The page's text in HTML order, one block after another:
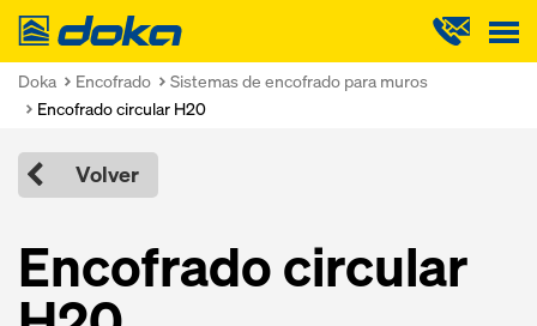
Doka
Doka Encofrado
Sistemas de encofrado para muros
Encofrado circular H20
Volver
Encofrado circular